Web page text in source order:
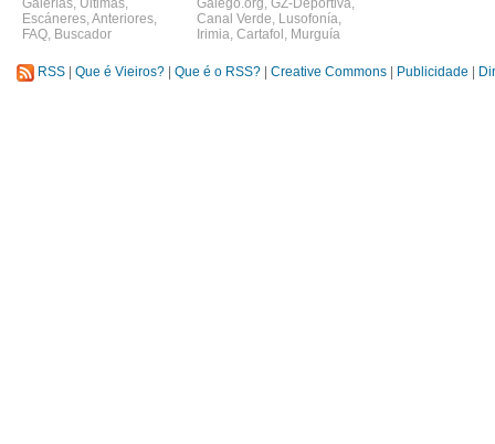
Galerías, Últimas,
Escáneres,Anteriores,
FAQ, Buscador
Galego.org , GZ-Deportiva,
Canal Verde, Lusofonía,
Irimia, Cartafol , Murguía
RSS Que é Vieiros? Que é o RSS? Creative Commons Publicidade